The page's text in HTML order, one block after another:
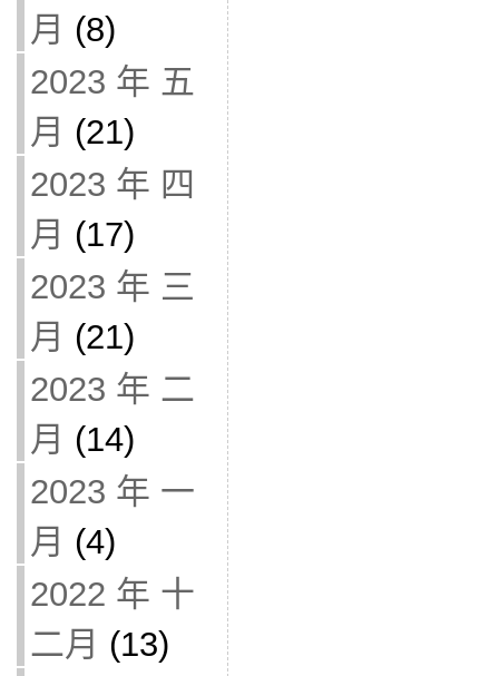
月 (8)
2023 年 五
月 (21)
2023 年 四
月 (17)
2023 年 三
月 (21)
2023 年 二
月 (14)
2023 年 一
月 (4)
2022 年 十
二月 (13)